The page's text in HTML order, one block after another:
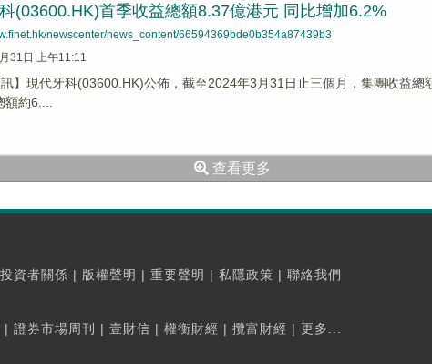
(03600.HK)首季收益總額8.37億港元 同比增加6.2%
newscenter/news_content/66594369bde0b354a87439b3
31日 上午11:11
訊】現代牙科(03600.HK)公佈，截至2024年3月31日止三個月，集團收益
約6....
查看更多
投資者關係 | 版權聲明 | 重要聲明 | 私隱政策 | 聯絡我們
| 證券市場周刊 | 壹財信 | 權衡財經 | 攬富財經 | 更多...